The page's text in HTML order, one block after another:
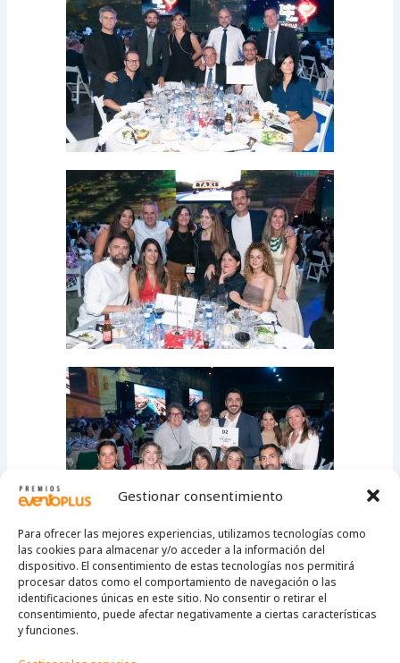
Gestionar consentimiento
Para ofrecer las mejores experiencias, utilizamos tecnologías como
las cookies para almacenar y/o acceder a la información del
dispositivo. El consentimiento de estas tecnologías nos permitirá
procesar datos como el comportamiento de navegación o las
identificaciones únicas en este sitio. No consentir o retirar el
consentimiento, puede afectar negativamente a ciertas características
y funciones.